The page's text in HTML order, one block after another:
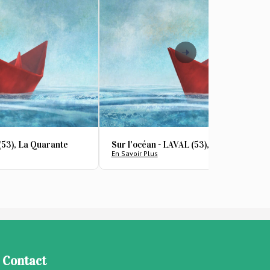
La Quarante Sur l'océan - LAVAL (53), La Quarante
En Savoir Plus
Contact